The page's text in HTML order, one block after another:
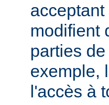
acceptant
modifient
parties
exemple,
l'accès à